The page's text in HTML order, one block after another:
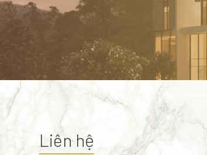
Liên hệ